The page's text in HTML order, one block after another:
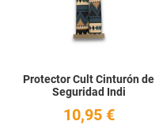
Protector Cult Cinturón de
Seguridad Indi
10,95 €